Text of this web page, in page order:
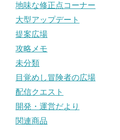
地味な修正点コーナー
大型アップデート
提案広場
攻略メモ
未分類
目覚めし冒険者の広場
配信クエスト
開発・運営だより
関連商品